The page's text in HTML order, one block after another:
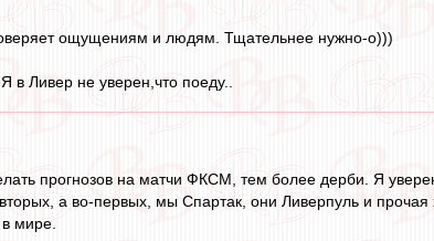
ощущениям и людям. Тщательнее нужно-о)))
Ливер не уверен,что поеду..
прогнозов на матчи ФКСМ, тем более дерби. Я
а во-первых, мы Спартак, они Ливерпуль и
мире.